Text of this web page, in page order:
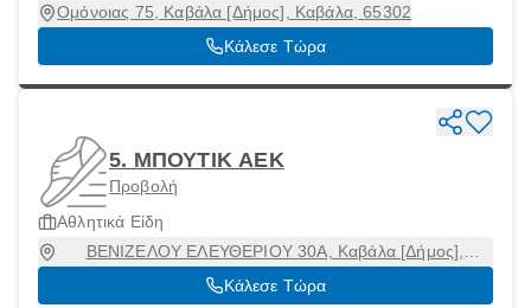
Ομόνοιας 75, Καβάλα [Δήμος], Καβάλα, 65302
Κάλεσε Τώρα
5. ΜΠΟΥΤΙΚ ΑΕΚ
Προβολή
Αθλητικά Είδη
ΒΕΝΙΖΕΛΟΥ ΕΛΕΥΘΕΡΙΟΥ 30Α, Καβάλα [Δήμος],
Καβάλα, 65403
Κάλεσε Τώρα